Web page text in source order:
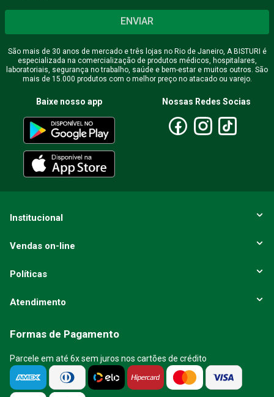
ENVIAR
São mais de 30 anos de mercado e três lojas no Rio de Janeiro, A BISTURI é
especializada na comercialização de produtos médicos, hospitalares,
laboratoriais, segurança no trabalho, saúde e bem-estar e muitos outros. São
mais de 15.000 produtos com o melhor preço no atacado ou varejo.
Baixe nosso app Nossas Redes Socias
Institucional
Vendas on-line
Políticas
Atendimento
Formas de Pagamento
Parcele em até 6x sem juros nos cartões de crédito